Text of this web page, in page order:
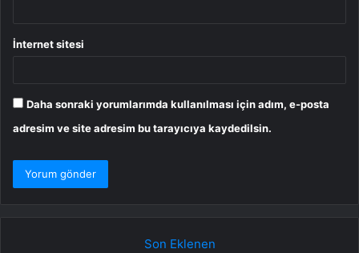
İnternet sitesi
Daha sonraki yorumlarımda kullanılması için adım, e-posta
adresim ve site adresim bu tarayıcıya kaydedilsin.
Son Eklenen